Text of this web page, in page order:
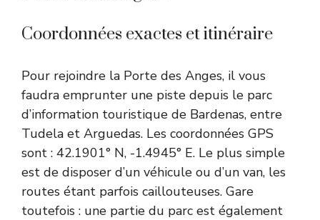
Coordonnées exactes et itinéraire
Pour rejoindre la Porte des Anges, il vous
faudra emprunter une piste depuis le parc
d’information touristique de Bardenas, entre
Tudela et Arguedas. Les coordonnées GPS
sont : 42.1901° N, -1.4945° E. Le plus simple
est de disposer d’un véhicule ou d’un van, les
routes étant parfois caillouteuses. Gare
toutefois : une partie du parc est également